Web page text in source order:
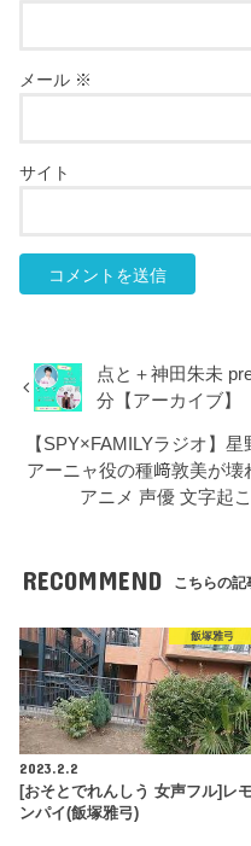
メール ※
サイト
点と＋神田朱未
分【アーカイブ】
【SPY×FAMILYラジオ】
アーニャ役の種﨑敦美が
アニメ 声優 文字起
RECOMMEND こちらの記
飯塚雅弓
2023.2.2
[おそとでれんしう 女声フル]レ
ンパイ(飯塚雅弓)